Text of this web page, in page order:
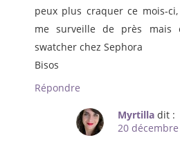
peux plus craquer ce mois-
me surveille de près mais
swatcher chez Sephora
Bisos
Répondre
Myrtilla dit :
20